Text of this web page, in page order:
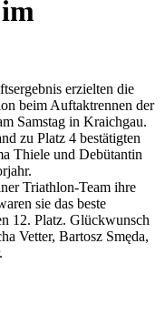
erzielten die
beim Auftaktrennen der
Samstag in Kraichgau.
zu Platz 4 bestätigten
Thiele und Debütantin
Triathlon-Team ihre
sie das beste
12. Platz. Glückwunsch
Vetter, Bartosz Smęda,